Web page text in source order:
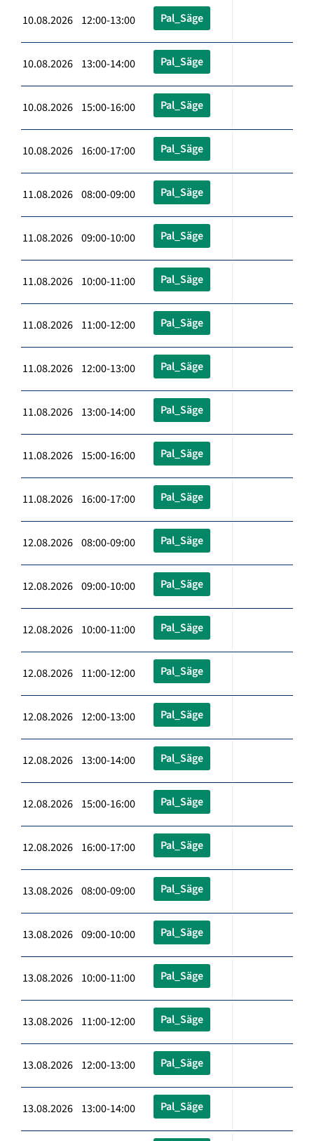
10.08.2026 12:00-13:00 Pal_Säge
10.08.2026 13:00-14:00 Pal_Säge
10.08.2026 15:00-16:00 Pal_Säge
10.08.2026 16:00-17:00 Pal_Säge
11.08.2026 08:00-09:00 Pal_Säge
11.08.2026 09:00-10:00 Pal_Säge
11.08.2026 10:00-11:00 Pal_Säge
11.08.2026 11:00-12:00 Pal_Säge
11.08.2026 12:00-13:00 Pal_Säge
11.08.2026 13:00-14:00 Pal_Säge
11.08.2026 15:00-16:00 Pal_Säge
11.08.2026 16:00-17:00 Pal_Säge
12.08.2026 08:00-09:00 Pal_Säge
12.08.2026 09:00-10:00 Pal_Säge
12.08.2026 10:00-11:00 Pal_Säge
12.08.2026 11:00-12:00 Pal_Säge
12.08.2026 12:00-13:00 Pal_Säge
12.08.2026 13:00-14:00 Pal_Säge
12.08.2026 15:00-16:00 Pal_Säge
12.08.2026 16:00-17:00 Pal_Säge
13.08.2026 08:00-09:00 Pal_Säge
13.08.2026 09:00-10:00 Pal_Säge
13.08.2026 10:00-11:00 Pal_Säge
13.08.2026 11:00-12:00 Pal_Säge
13.08.2026 12:00-13:00 Pal_Säge
13.08.2026 13:00-14:00 Pal_Säge